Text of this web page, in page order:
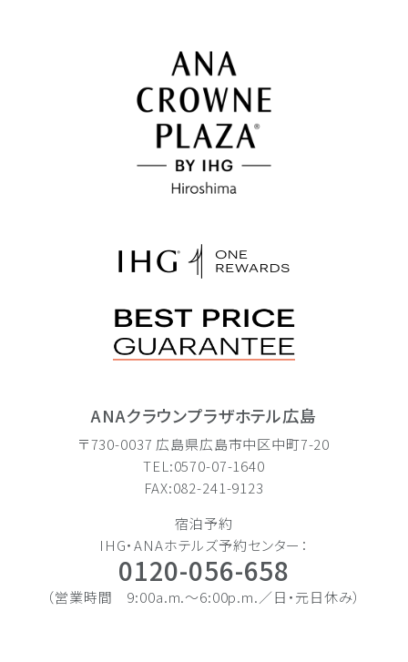
ANAクラウンプラザホテル広島
〒730-0037 広島県広島市中区中町7-20
TEL:0570-07-1640
FAX:082-241-9123
宿泊予約
IHG・ANAホテルズ予約センター：
0120-056-658
（営業時間 9:00a.m.〜6:00p.m.／日・元日休み）